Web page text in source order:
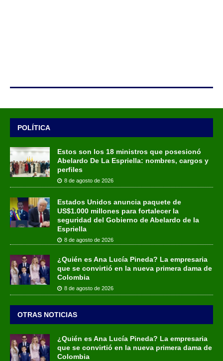
POLÍTICA
Estos son los 18 ministros que posesionó
Abelardo De La Espriella: nombres, cargos y
perfiles
8 de agosto de 2026
Estados Unidos anuncia paquete de
US$1.000 millones para fortalecer la
seguridad del Gobierno de Abelardo de la
Espriella
8 de agosto de 2026
¿Quién es Ana Lucía Pineda? La empresaria
que se convirtió en la nueva primera dama de
Colombia
8 de agosto de 2026
OTRAS NOTICIAS
¿Quién es Ana Lucía Pineda? La empresaria
que se convirtió en la nueva primera dama de
Colombia